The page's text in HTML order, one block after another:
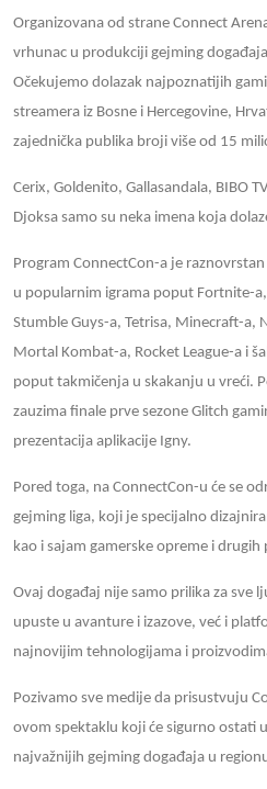
Organizovana od strane Connect
vrhunac u produkciji gejming
Očekujemo dolazak najpoznatijih
streamera iz Bosne i Hercegovine,
zajednička publika broji više od 15
Cerix, Goldenito, Gallasandala, BIBO
Djoksa samo su neka imena koja
Program ConnectCon-a je
u popularnim igrama poput Fortnite-a,
Stumble Guys-a, Tetrisa, Minecraft-a,
Mortal Kombat-a, Rocket League-a i
poput takmičenja u skakanju u vreći.
zauzima finale prve sezone Glitch
prezentacija aplikacije Igny.
Pored toga, na ConnectCon-u će se
gejming liga, koji je specijalno
kao i sajam gamerske opreme i drugih
Ovaj događaj nije samo prilika za sve
upuste u avanture i izazove, već i
najnovijim tehnologijama i
Pozivamo sve medije da prisustvuju
ovom spektaklu koji će sigurno ostati
najvažnijih gejming događaja u